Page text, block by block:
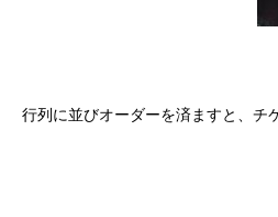
行列に並びオーダーを済ますと、チ